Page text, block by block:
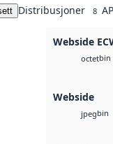
Distribusjoner 8
Webside
octetbin
Webside
jpegbin